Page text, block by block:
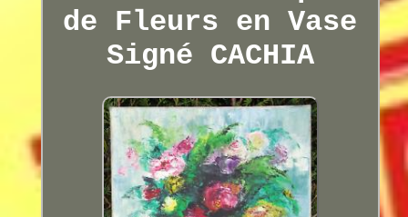
de Fleurs en Vase
Signé CACHIA